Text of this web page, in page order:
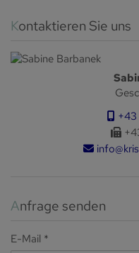
Kontaktieren Sie uns
Anfrage senden
E-Mail